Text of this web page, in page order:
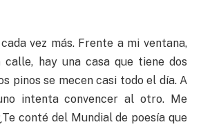
vez más. Frente a mi ventana,
hay una casa que tiene dos
pinos se mecen casi todo el día. A
intenta convencer al otro. Me
conté del Mundial de poesía que